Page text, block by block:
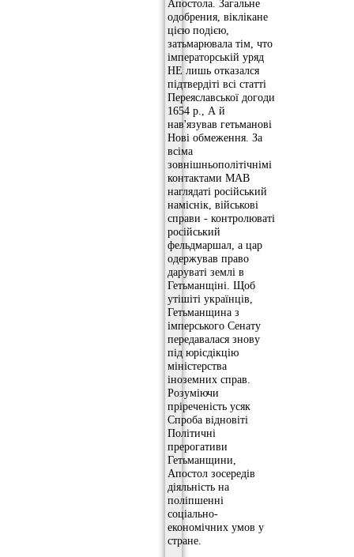
Апостола. Загальне
одобрения, віклікане
цією подією,
затьмарювала тім, что
імператорській уряд
НЕ лишь отказался
підтвердіті всі статті
Переяславської догоди
1654 р., А й
нав'язував гетьманові
Нові обмеження. За
всіма
зовнішньополітічнімі
контактами МАВ
наглядаті російський
наміснік, військові
справи - контролюваті
російський
фельдмаршал, а цар
одержував право
даруваті землі в
Гетьманщіні. Щоб
утішіті українців,
Гетьманщина з
імперського Сенату
передавалася знову
під юрісдікцію
міністерства
іноземних справ.
Розуміючи
пріреченість усяк
Спроба відновіті
Політичні
прерогативи
Гетьманщини,
Апостол зосередів
діяльність на
поліпшенні
соціально-
економічних умов у
стране.